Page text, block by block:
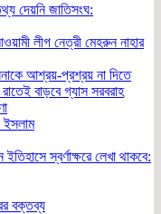
দেয়নি জাতিসংঘ:
লীগ নেত্রী মেহরুন নাহার
আশ্রয়-প্রশ্রয় না দিতে
বাড়বে গ্যাস সরবরাহ
ইসলাম
স্বর্ণাক্ষরে লেখা থাকবে:
বক্তব্য